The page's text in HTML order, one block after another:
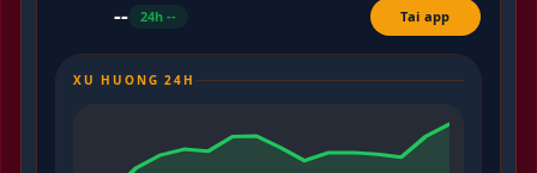
-- 24h -- Tai app
XU HUONG 24H